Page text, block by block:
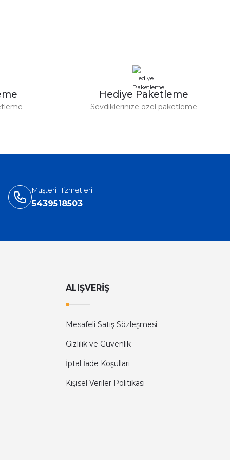
Hediye Paketleme
Sevdiklerinize özel paketleme
Müşteri Hizmetleri
5439518503
ALIŞVERİŞ
Mesafeli Satış Sözleşmesi
Gizlilik ve Güvenlik
İptal İade Koşullari
Kişisel Veriler Politikası